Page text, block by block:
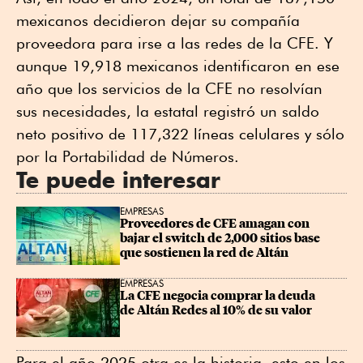
mexicanos decidieron dejar su compañía
proveedora para irse a las redes de la CFE. Y
aunque 19,918 mexicanos identificaron en ese
año que los servicios de la CFE no resolvían
sus necesidades, la estatal registró un saldo
neto positivo de 117,322 líneas celulares y sólo
por la Portabilidad de Números.
Te puede interesar
EMPRESAS
Proveedores de CFE amagan con
bajar el switch de 2,000 sitios base
que sostienen la red de Altán
EMPRESAS
La CFE negocia comprar la deuda
de Altán Redes al 10% de su valor